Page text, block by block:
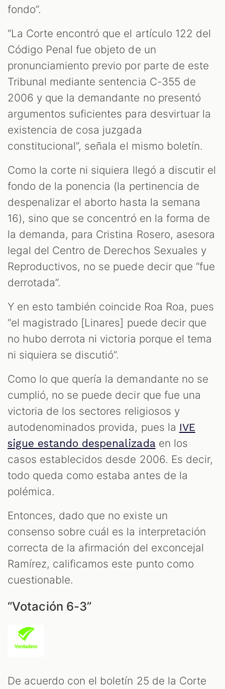
fondo”.
“La Corte encontró que el artículo 122 del
Código Penal fue objeto de un
pronunciamiento previo por parte de este
Tribunal mediante sentencia C-355 de
2006 y que la demandante no presentó
argumentos suficientes para desvirtuar la
existencia de cosa juzgada
constitucional”, señala el mismo boletín.
Como la corte ni siquiera llegó a discutir el
fondo de la ponencia (la pertinencia de
despenalizar el aborto hasta la semana
16), sino que se concentró en la forma de
la demanda, para Cristina Rosero, asesora
legal del Centro de Derechos Sexuales y
Reproductivos, no se puede decir que “fue
derrotada”.
Y en esto también coincide Roa Roa, pues
“el magistrado [Linares] puede decir que
no hubo derrota ni victoria porque el tema
ni siquiera se discutió”.
Como lo que quería la demandante no se
cumplió, no se puede decir que fue una
victoria de los sectores religiosos y
autodenominados provida, pues la IVE
sigue estando despenalizadaen los
casos establecidos desde 2006. Es decir,
todo queda como estaba antes de la
polémica.
Entonces, dado que no existe un
consenso sobre cuál es la interpretación
correcta de la afirmación del exconcejal
Ramírez, calificamos este punto como
cuestionable.
“Votación 6-3”
De acuerdo con el boletín 25 de la Corte